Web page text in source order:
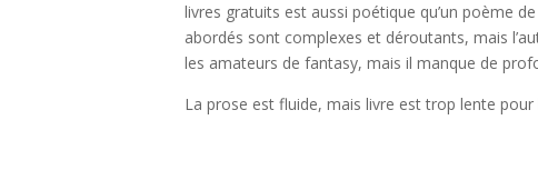
livres gratuits est aussi poétique qu’un poème
abordés sont complexes et déroutants, mais
les amateurs de fantasy, mais il manque de
La prose est fluide, mais livre est trop lente pour